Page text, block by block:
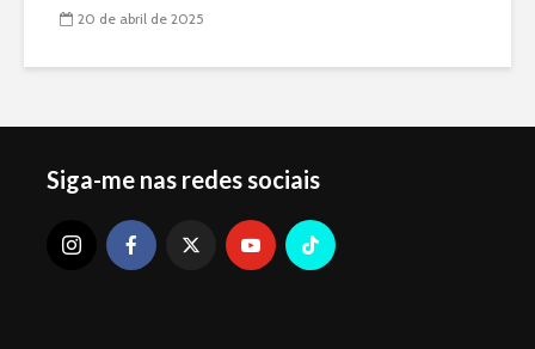
20 de abril de 2025
Siga-me nas redes sociais